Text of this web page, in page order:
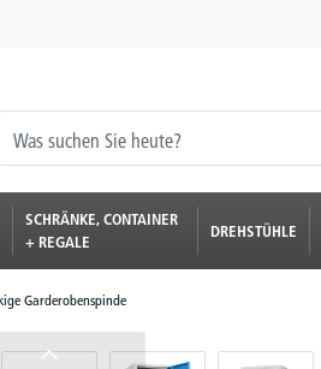
SCHRÄNKE, CONTAINER
+ REGALE
DREHSTÜHLE
Garderobenspinde